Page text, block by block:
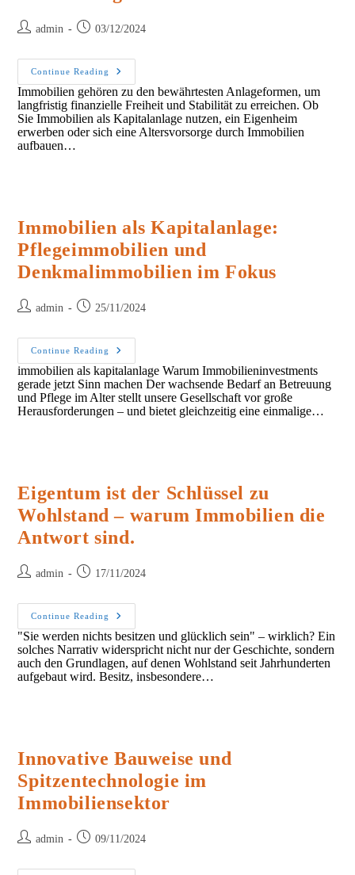
Postadmin
Post03/12/2024
Continue Reading
Ihr
Weg
Zu
Finanzieller
Sicherheit
Und
Vermögensaufbau
Immobilien gehören zu den bewährtesten Anlageformen, um
langfristig finanzielle Freiheit und Stabilität zu erreichen. Ob
Sie Immobilien als Kapitalanlage nutzen, ein Eigenheim
erwerben oder sich eine Altersvorsorge durch Immobilien
aufbauen…
Immobilien als Kapitalanlage:
Pflegeimmobilien und
Denkmalimmobilien im Fokus
Postadmin
Post 25/11/2024
Continue Reading
Immobilien
Als
Kapitalanlage:
Pflegeimmobilien
Und
Denkmalimmobilien
Im
immobilien als kapitalanlage Warum Immobilieninvestments
gerade jetzt Sinn machen Der wachsende Bedarf an Betreuung
und Pflege im Alter stellt unsere Gesellschaft vor große
Herausforderungen – und bietet gleichzeitig eine einmalige…
Eigentum ist der Schlüssel zu
Wohlstand – warum Immobilien die
Antwort sind.
Postadmin
Post 17/11/2024
Continue Reading
Eigentum
Ist
Der
Schlüssel
Zu
Wohlstand
–
"Sie werden nichts besitzen und glücklich sein" – wirklich? Ein
solches Narrativ widerspricht nicht nur der Geschichte, sondern
auch den Grundlagen, auf denen Wohlstand seit Jahrhunderten
aufgebaut wird. Besitz, insbesondere…
Innovative Bauweise und
Spitzentechnologie im
Immobiliensektor
Postadmin
Post09/11/2024